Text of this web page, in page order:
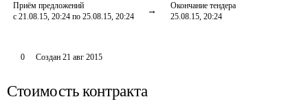
Приём предложений
с 21.08.15, 20:24 по 25.08.15, 20:24
Окончание тендера
25.08.15, 20:24
0 Создан 21 авг 2015
Стоимость контракта